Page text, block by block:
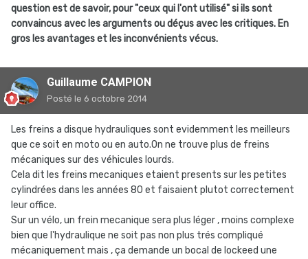
question est de savoir, pour "ceux qui l'ont utilisé" si ils sont
convaincus avec les arguments ou déçus avec les critiques. En
gros les avantages et les inconvénients vécus.
Guillaume CAMPION
Posté le 6 octobre 2014
Les freins a disque hydrauliques sont evidemment les meilleurs
que ce soit en moto ou en auto.On ne trouve plus de freins
mécaniques sur des véhicules lourds.
Cela dit les freins mecaniques etaient presents sur les petites
cylindrées dans les années 80 et faisaient plutot correctement
leur office.
Sur un vélo, un frein mecanique sera plus léger , moins complexe
bien que l'hydraulique ne soit pas non plus trés compliqué
mécaniquement mais , ça demande un bocal de lockeed une